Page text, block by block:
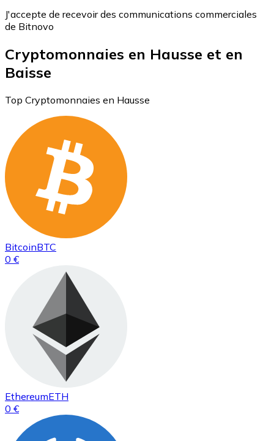
J'accepte de recevoir des communications commerciales
de Bitnovo
Cryptomonnaies en Hausse et en
Baisse
Top Cryptomonnaies en Hausse
BitcoinBTC
0 €
EthereumETH
0 €